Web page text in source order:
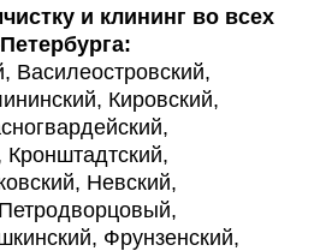
и клининг во всех
Василеостровский,
Кировский,
Кронштадтский,
Невский,
Фрунзенский,